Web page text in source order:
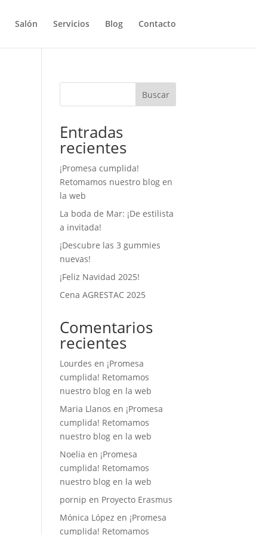
Salón Servicios Blog Contacto
Buscar
Entradas
recientes
¡Promesa cumplida!
Retomamos nuestro blog en
la web
La boda de Mar: ¡De estilista
a invitada!
¡Descubre las 3 gummies
nuevas!
¡Feliz Navidad 2025!
Cena AGRESTAC 2025
Comentarios
recientes
Lourdes en ¡Promesa
cumplida! Retomamos
nuestro blog en la web
Maria Llanos en ¡Promesa
cumplida! Retomamos
nuestro blog en la web
Noelia en ¡Promesa
cumplida! Retomamos
nuestro blog en la web
pornip en Proyecto Erasmus
Mónica López en ¡Promesa
cumplida! Retomamos